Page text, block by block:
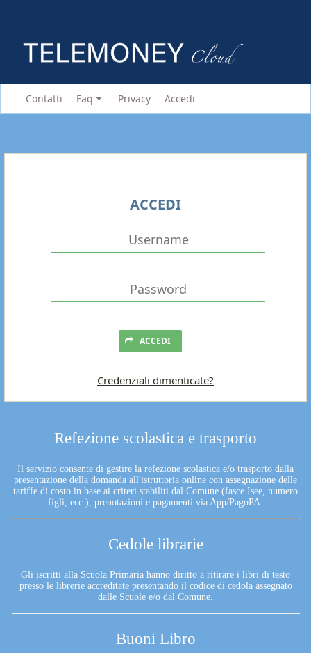
Contatti Faq Privacy Accedi
Refezione scolastica e trasporto
Il servizio consente di gestire la refezione scolastica e/o trasporto dalla
presentazione della domanda all'istruttoria online con assegnazione delle
tariffe di costo in base ai criteri stabiliti dal Comune (fasce Isee, numero
figli, ecc.), prenotazioni e pagamenti via App/PagoPA.
Cedole librarie
Gli iscritti alla Scuola Primaria hanno diritto a ritirare i libri di testo
presso le librerie accreditate presentando il codice di cedola assegnato
dalle Scuole e/o dal Comune.
Buoni Libro
ACCEDI
ACCEDI
Credenziali dimenticate?